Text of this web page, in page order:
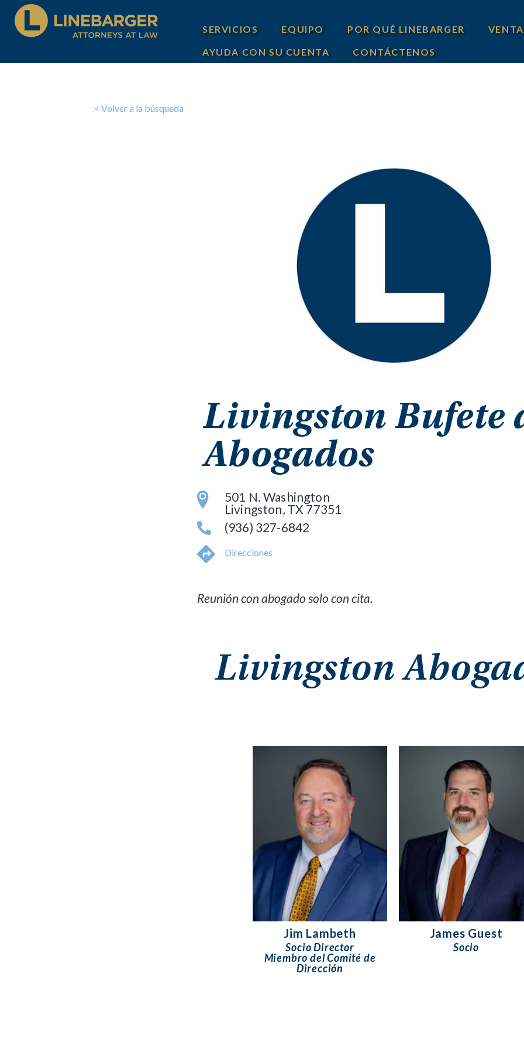
SERVICIOS EQUIPO POR QUÉ LINEBARGER
AYUDA CON SU CUENTA CONTÁCTENOS
< Volver a la búsqueda
Livingston Bufete
Abogados
501 N. Washington
Livingston, TX 77351
(936) 327-6842
Direcciones
Reunión con abogado solo con cita.
Livingston
Jim Lambeth
Socio Director
Miembro del Comité de
Dirección
James Guest
Socio